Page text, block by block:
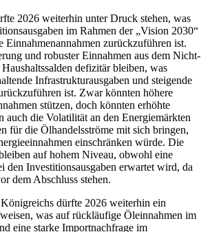
2026 weiterhin unter Druck stehen, was
im Rahmen der „Vision 2030“
Einnahmenannahmen zurückzuführen ist.
und robuster Einnahmen aus dem Nicht-
defizitär bleiben, was
Infrastrukturausgaben und steigende
ist. Zwar könnten höhere
stützen, doch könnten erhöhte
auch die Volatilität an den Energiemärkten
für die Ölhandelsströme mit sich bringen,
einschränken würde. Die
auf hohem Niveau, obwohl eine
den Investitionsausgaben erwartet wird, da
dem Abschluss stehen.
dürfte 2026 weiterhin ein
was auf rückläufige Öleinnahmen im
eine starke Importnachfrage im